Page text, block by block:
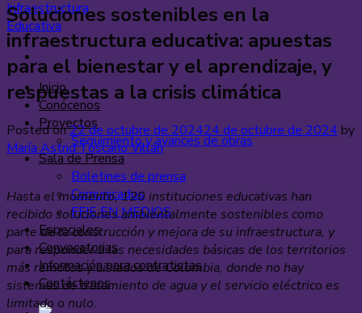
Inicio
Conócenos
Proyectos
Seguimiento y avances de obras
Sala de Prensa
Boletines de prensa
Comunicados
FFIE EN MEDIOS
Especiales
Convocatorias
Información para contratistas
Contáctenos
Soluciones sostenibles en la
infraestructura educativa: apuestas
para el bienestar y el aprendizaje, y
respuestas a la crisis climática
Posted on22 de octubre de 202424 de octubre de 2024 by
María Astrid Toscano Villán
Hasta el momento, 120 instituciones educativas han
recibido soluciones ambientalmente sostenibles como
parte de la construcción y mejora de su infraestructura, y
para responder a las necesidades básicas de los territorios
más remotos y aislados de Colombia, donde no hay
sistemas de tratamiento de agua y el servicio eléctrico es
limitado o nulo.